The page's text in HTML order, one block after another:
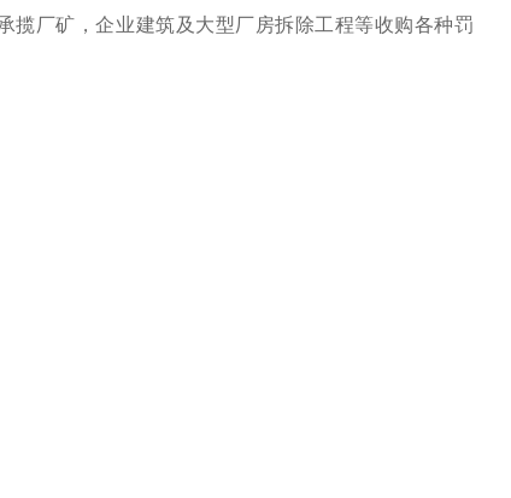
揽厂矿，企业建筑及大型厂房拆除工程等收购各种罚